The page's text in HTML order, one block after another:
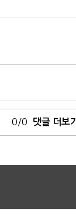
0/0 댓글 더보기